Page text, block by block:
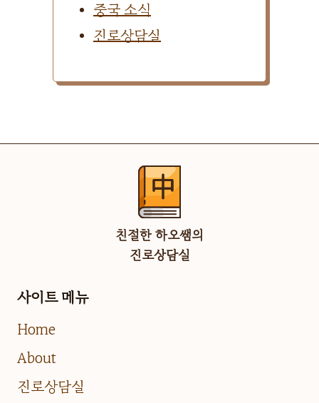
중국 소식
진로상담실
친절한 하오쌤의
진로상담실
사이트 메뉴
Home
About
진로상담실